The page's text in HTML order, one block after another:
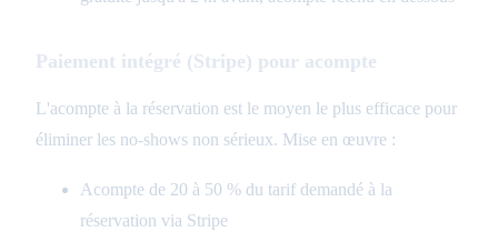
Paiement intégré (Stripe) pour acompte
L'acompte à la réservation est le moyen le plus efficace pour
éliminer les no-shows non sérieux. Mise en œuvre :
Acompte de 20 à 50 % du tarif demandé à la
réservation via Stripe